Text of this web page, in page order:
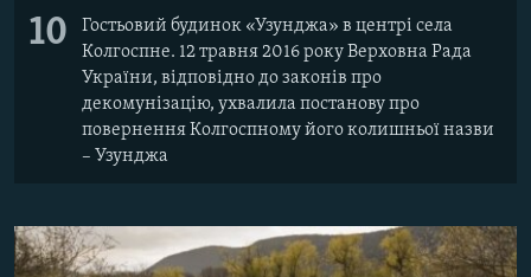
10
Гостьовий будинок «Узунджа» в центрі села
Колгоспне. 12 травня 2016 року Верховна Рада
України, відповідно до законів про
декомунізацію, ухвалила постанову про
повернення Колгоспному його колишньої назви
– Узунджа